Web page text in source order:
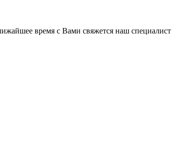
время с Вами свяжется наш специалист